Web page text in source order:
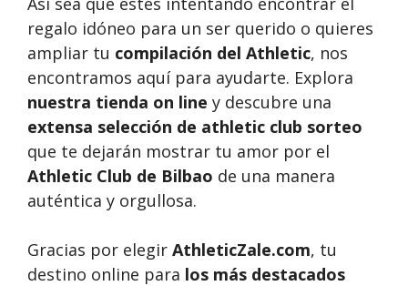
regalo idóneo para un ser querido o quieres
ampliar tu compilación del Athletic, nos
encontramos aquí para ayudarte. Explora
nuestra tienda on line y descubre una
extensa selección de athletic club sorteo
que te dejarán mostrar tu amor por el
Athletic Club de Bilbao de una manera
auténtica y orgullosa.
Gracias por elegir AthleticZale.com, tu
destino online para los más destacados